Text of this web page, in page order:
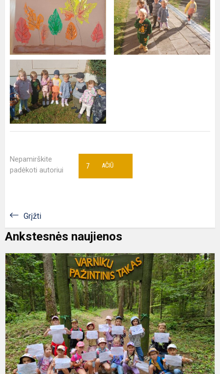
Nepamirškite
padėkoti autoriui
AČIŪ
7
Grįžti
Ankstesnės naujienos